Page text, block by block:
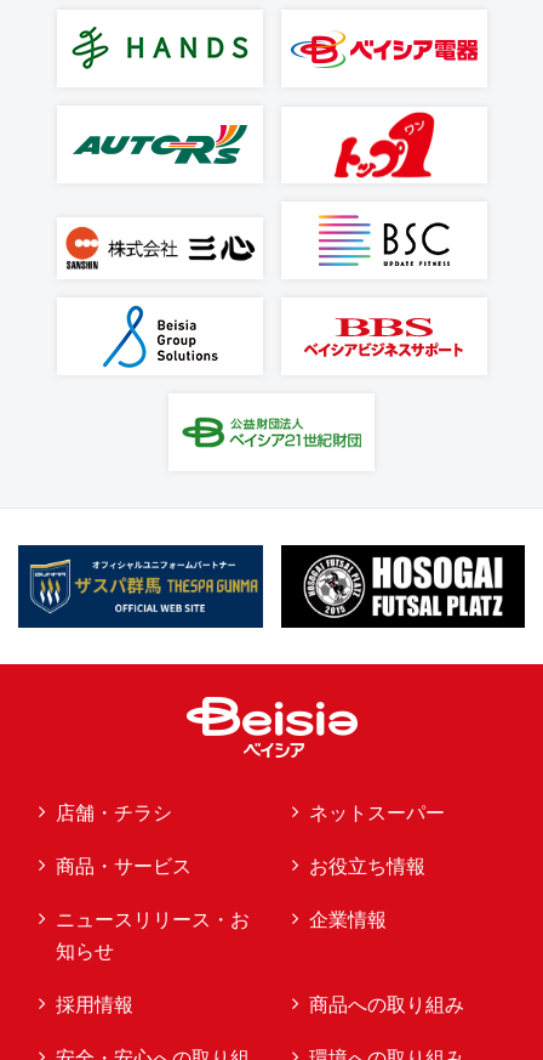
店舗・チラシ ネットスーパー
商品・サービス お役立ち情報
ニュースリリース・お
知らせ
企業情報
採用情報 商品への取り組み